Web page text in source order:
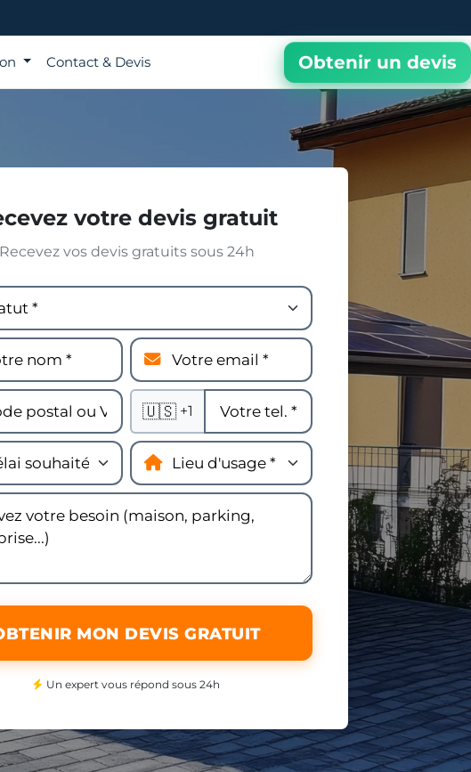
Contact & Devis Obtenir un devis
votre devis gratuit
Recevez vos devis gratuits sous 24h
🇺🇸 +1
MON DEVIS GRATUIT
Un expert vous répond sous 24h